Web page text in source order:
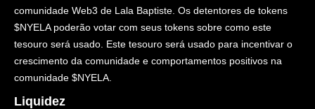
comunidade Web3 de Lala Baptiste. Os detentores de tokens
$NYELA poderão votar com seus tokens sobre como este
tesouro será usado. Este tesouro será usado para incentivar o
crescimento da comunidade e comportamentos positivos na
comunidade $NYELA.
Liquidez